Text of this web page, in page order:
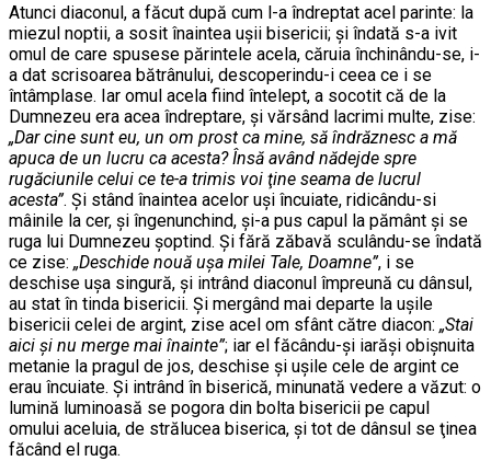
Atunci diaconul, a făcut după cum l-a îndreptat acel parinte: la
miezul noptii, a sosit înaintea uşii bisericii; şi îndată s-a ivit
omul de care spusese părintele acela, căruia închinându-se, i-
a dat scrisoarea bătrânului, descoperindu-i ceea ce i se
întâmplase. Iar omul acela fiind întelept, a socotit că de la
Dumnezeu era acea îndreptare, şi vărsând lacrimi multe, zise:
„Dar cine sunt eu, un om prost ca mine, să îndrăznesc a mă
apuca de un lucru ca acesta? Însă având nădejde spre
rugăciunile celui ce te-a trimis voi ţine seama de lucrul
acesta”. Şi stând înaintea acelor uşi încuiate, ridicându-si
mâinile la cer, şi îngenunchind, şi-a pus capul la pământ şi se
ruga lui Dumnezeu şoptind. Şi fără zăbavă sculându-se îndată
ce zise: „Deschide nouă uşa milei Tale, Doamne”, i se
deschise uşa singură, şi intrând diaconul împreună cu dânsul,
au stat în tinda bisericii. Şi mergând mai departe la uşile
bisericii celei de argint, zise acel om sfânt către diacon: „Stai
aici şi nu merge mai înainte”; iar el făcându-şi iarăşi obişnuita
metanie la pragul de jos, deschise şi uşile cele de argint ce
erau încuiate. Şi intrând în biserică, minunată vedere a văzut: o
lumină luminoasă se pogora din bolta bisericii pe capul
omului aceluia, de strălucea biserica, şi tot de dânsul se ţinea
făcând el ruga.